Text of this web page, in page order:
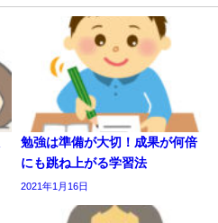
勉強は準備が大切！成果が何倍
にも跳ね上がる学習法
2021年1月16日